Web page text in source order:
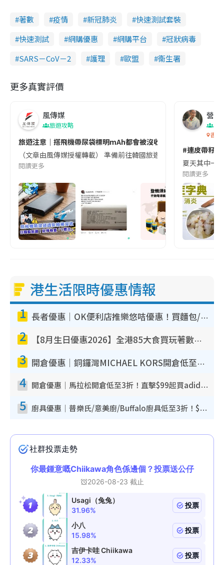
著數 疫情 新冠肺炎
快速測試套裝
快速測試
網購優惠 網購平台
冠狀病毒
SARS－CoV－2
護理 歐盟 衞生署
更多真實評價
風傳媒
旅遊攻略
旅遊注意｜搭飛機帶尿袋標明mAh都會被沒收😱出發前切記檢查
（文章由風傳媒授權轉載） 準備前往韓國旅遊的民眾，近期要
閱讀更多
營養
香港
#連皮帶籽
夏天其中一
閱讀更多
港生活限時優惠情報
1 長者優惠｜OK便利店推樂悠咭優惠！買麵包/牛奶/保健品拍卡即減
2 【8月生日優惠2026】全港85大食買玩著數攻略 自助餐/火鍋放題同行免費＋誠品/DONKI送現金券
3 開倉優惠｜銅鑼灣MICHAEL KORS開倉低至17折！直擊$500起買手袋/銀包/鞋款 必買經典Jet Set系列
4 開倉優惠｜馬拉松開倉低至3折！直擊$99起買adidas／New Balance／Puma鞋款 STANLEY保溫杯劈價至$119起
5 廚具優惠｜普樂氏/意美廚/Buffalo廚具低至3折！$89起買煎鍋／炒鑊／個人鍋 同場小家電激減至$99起